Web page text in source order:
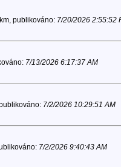
publikováno: 7/20/2026 2:55:52
7/13/2026 6:17:37 AM
7/2/2026 10:29:51 AM
7/2/2026 9:40:43 AM